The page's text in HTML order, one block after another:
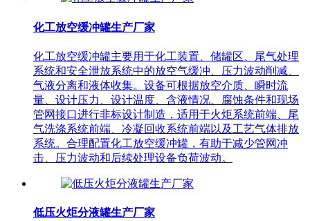
化工放空缓冲罐生产厂家
化工放空缓冲罐主要用于化工装置、储罐区、尾气处理
系统和安全泄放系统中的放空气缓冲、压力波动削减、
气液分离和液体收集。设备可根据放空介质、瞬时流
量、设计压力、设计温度、含液情况、腐蚀条件和现场
管网接口进行非标设计制造，适用于火炬系统前端、尾
气洗涤系统前端、冷凝回收系统前端以及工艺气体排放
系统。合理配置化工放空缓冲罐，有助于减少管网冲
击、压力波动和后续处理设备负荷波动。
低压火炬分液罐生产厂家